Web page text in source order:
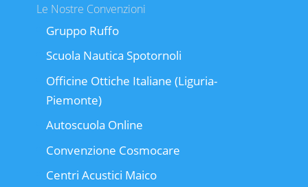
Le Nostre Convenzioni
Gruppo Ruffo
Scuola Nautica Spotornoli
Officine Ottiche Italiane (Liguria-
Piemonte)
Autoscuola Online
Convenzione Cosmocare
Centri Acustici Maico